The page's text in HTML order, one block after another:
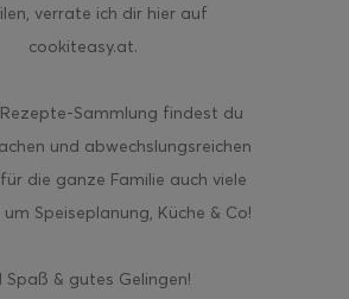
verrate ich dir hier auf
cookiteasy.at.
Sammlung findest du
und abwechslungsreichen
die ganze Familie auch viele
Speiseplanung, Küche & Co!
Spaß & gutes Gelingen!